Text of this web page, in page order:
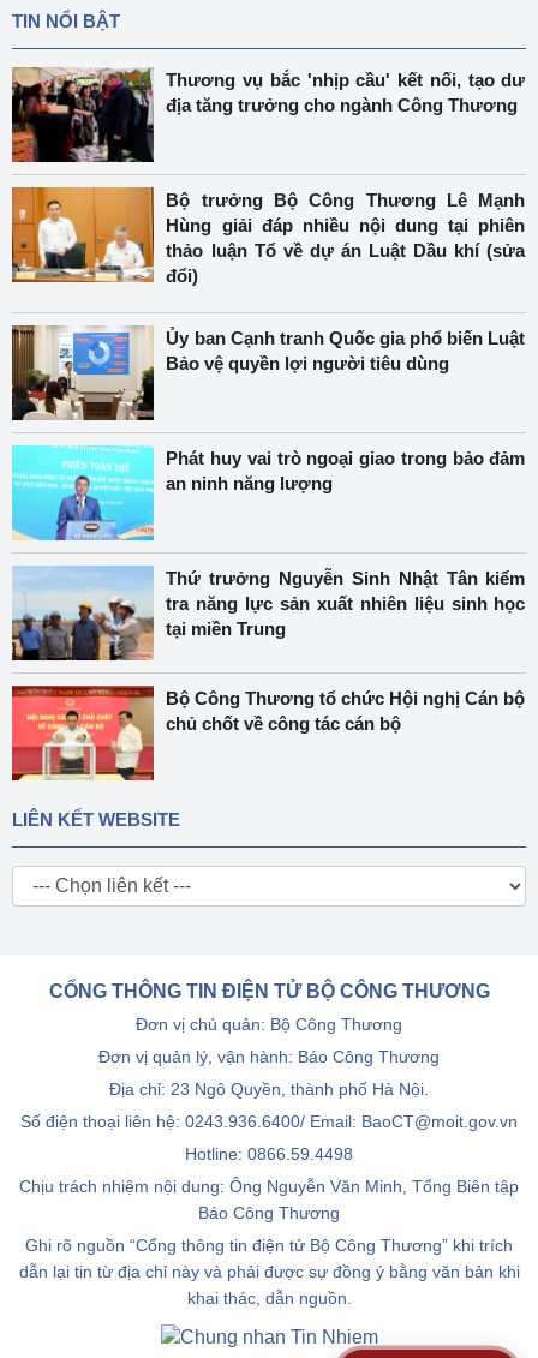
TIN NỔI BẬT
Thương vụ bắc 'nhịp cầu' kết nối, tạo dư
địa tăng trưởng cho ngành Công Thương
Bộ trưởng Bộ Công Thương Lê Mạnh
Hùng giải đáp nhiều nội dung tại phiên
thảo luận Tổ về dự án Luật Dầu khí (sửa
đổi)
Ủy ban Cạnh tranh Quốc gia phổ biến Luật
Bảo vệ quyền lợi người tiêu dùng
Phát huy vai trò ngoại giao trong bảo đảm
an ninh năng lượng
Thứ trưởng Nguyễn Sinh Nhật Tân kiểm
tra năng lực sản xuất nhiên liệu sinh học
tại miền Trung
Bộ Công Thương tổ chức Hội nghị Cán bộ
chủ chốt về công tác cán bộ
LIÊN KẾT WEBSITE
CỔNG THÔNG TIN ĐIỆN TỬ BỘ CÔNG THƯƠNG
Đơn vị chủ quản: Bộ Công Thương
Đơn vị quản lý, vận hành: Báo Công Thương
Địa chỉ: 23 Ngô Quyền, thành phố Hà Nội.
Số điện thoại liên hệ: 0243.936.6400/ Email: BaoCT@moit.gov.vn
Hotline: 0866.59.4498
Chịu trách nhiệm nội dung: Ông Nguyễn Văn Minh, Tổng Biên tập
Báo Công Thương
Ghi rõ nguồn “Cổng thông tin điện tử Bộ Công Thương” khi trích
dẫn lại tin từ địa chỉ này và phải được sự đồng ý bằng văn bản khi
khai thác, dẫn nguồn.